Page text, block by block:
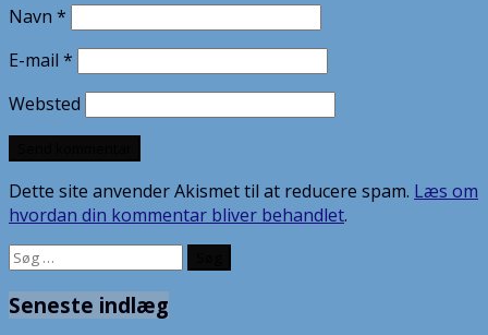
Navn *
E-mail *
Websted
Dette site anvender Akismet til at reducere spam. Læs om
hvordan din kommentar bliver behandlet.
Søg
Seneste indlæg